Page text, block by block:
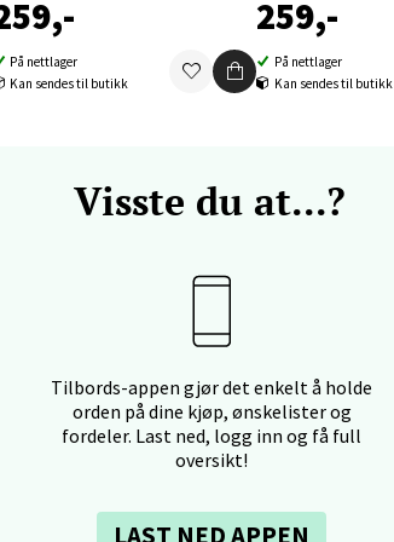
På nettlager
Kan sendes til butikk
259,-
På nettlager
Kan sendes til butikk
Visste du at...?
Tilbords-appen gjør det enkelt å holde
orden på dine kjøp, ønskelister og
fordeler. Last ned, logg inn og få full
oversikt!
Thon Senter Sandvika
7, 1338 Sandvika